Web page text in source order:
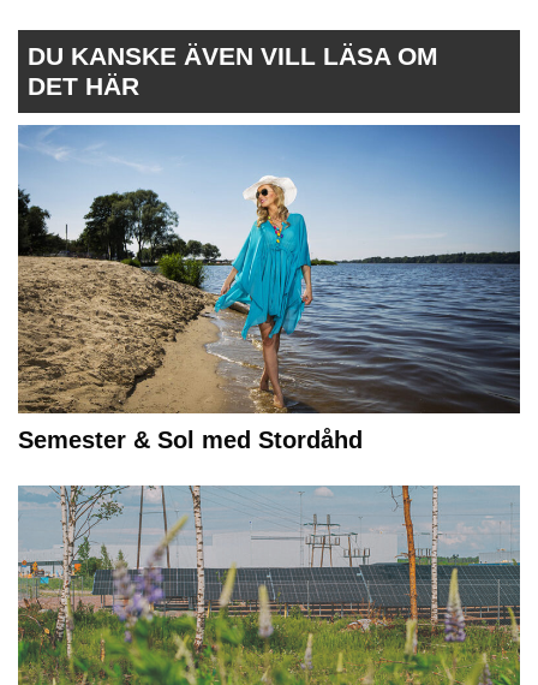
DU KANSKE ÄVEN VILL LÄSA OM
DET HÄR
Semester & Sol med Stordåhd